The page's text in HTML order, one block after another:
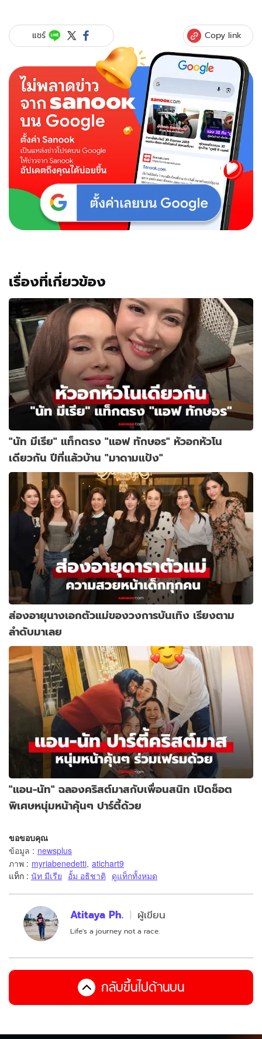
เรีย"
เม้าท์
งอน
ชีวิต
ปัญหา
"อั้ม
ชาติ"
ยอม
ได้
แชร์ Copy link
เรื่องที่เกี่ยวข้อง
"นัท มีเรีย" แท็กตรง "แอฟ ทักษอร" หัวอกหัวโน
เดียวกัน ปีที่แล้วบ้าน "มาดามแป้ง"
ส่องอายุนางเอกตัวแม่ของวงการบันเทิง เรียงตาม
ลำดับมาเลย
"แอน-นัท" ฉลองคริสต์มาสกับเพื่อนสนิท เปิดช็อต
พิเศษหนุ่มหน้าคุ้นๆ ปาร์ตี้ด้วย
ขอขอบคุณ
ข้อมูล : newsplus
ภาพ : myriabenedetti, atichart9
แท็ก : นัท มีเรีย อั้ม อธิชาติ ดูแท็กทั้งหมด
Atitaya Ph. ผู้เขียน
Life's a journey not a race.
กลับขึ้นไปด้านบน